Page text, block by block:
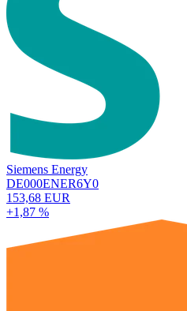
Siemens Energy
DE000ENER6Y0
153,68 EUR
+1,87 %